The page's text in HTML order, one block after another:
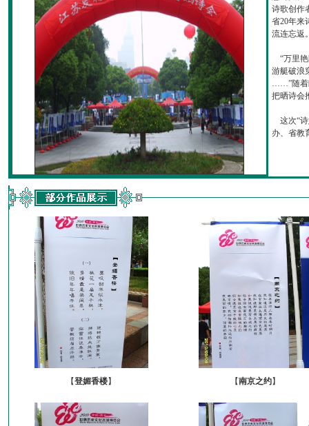
诗歌创作
省20年来
流连忘返
“万里艳
游艇破浪
……”随着
把晒诗会
这次“诗
办、省教
【登媚香楼】 【南京之约】